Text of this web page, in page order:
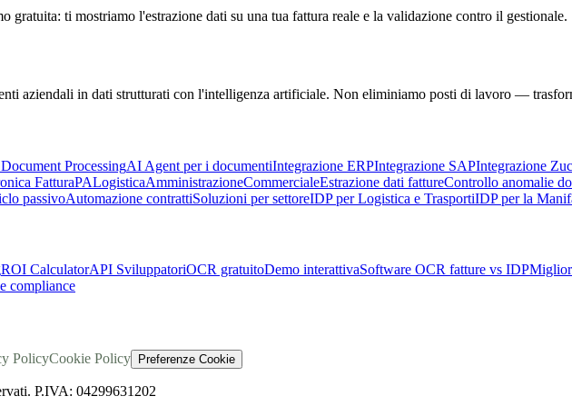
gratuita: ti mostriamo l'estrazione dati su una tua fattura reale e la validazione contro il gestionale.
aziendali in dati strutturati con l'intelligenza artificiale. Non eliminiamo posti di lavoro —
ProcessingAI Agent per i documentiIntegrazione ERPIntegrazione SAPIntegrazione
FatturaPALogisticaAmministrazioneCommercialeEstrazione dati fattureControllo anomalie
passivoAutomazione contrattiSoluzioni per settoreIDP per Logistica e TrasportiIDP per la
ROI CalculatorAPI SviluppatoriOCR gratuitoDemo interattivaSoftware OCR fatture vs IDP
compliance
PolicyCookie Policy Preferenze Cookie
P.IVA: 04299631202